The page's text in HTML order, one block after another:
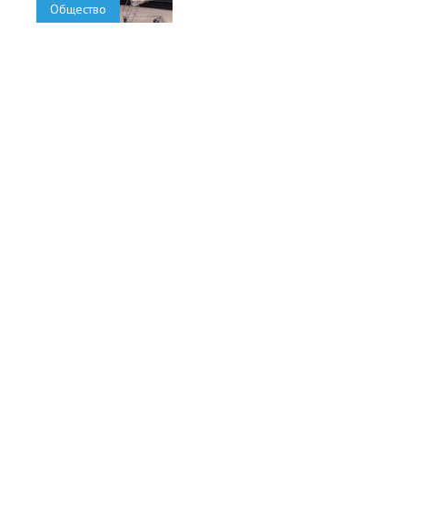
Общество